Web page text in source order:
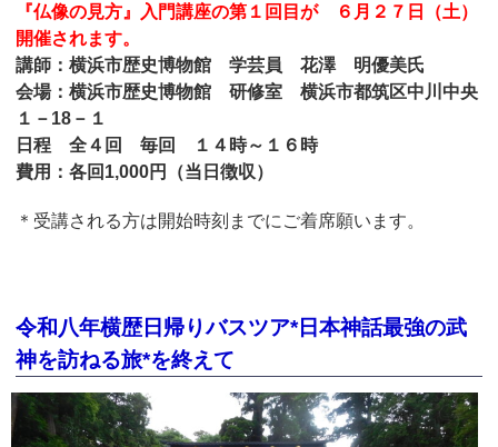
『仏像の見方』入門講座の第１回目が ６月２７日（土）
開催されます。
講師：横浜市歴史博物館 学芸員 花澤 明優美氏
会場：横浜市歴史博物館 研修室 横浜市都筑区中川中央
１－18－１
日程 全４回 毎回 １４時～１６時
費用：各回1,000円（当日徴収）
＊受講される方は開始時刻までにご着席願います。
令和八年横歴日帰りバスツア*日本神話最強の武
神を訪ねる旅*を終えて